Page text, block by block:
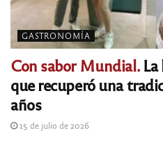
GASTRONOMÍA
Con sabor Mundial.La
que recuperó una
años
15 de julio de 2026